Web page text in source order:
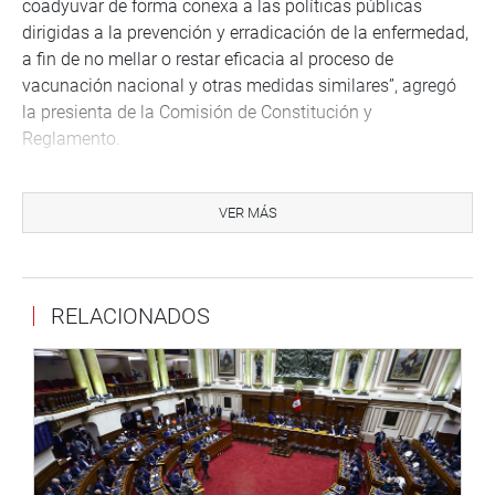
coadyuvar de forma conexa a las políticas públicas
dirigidas a la prevención y erradicación de la enfermedad,
a fin de no mellar o restar eficacia al proceso de
vacunación nacional y otras medidas similares”, agregó
la presienta de la Comisión de Constitución y
Reglamento.
los elimina, son las elecciones primarias que serían una
modalidad que recién se ha introducido en
excepción- tienen que salir a elegir a los candidatos de
“Esto significaría una elección anterior a la propia
elección para elegir a los gobernadores regionales y a los
alcaldes. Esto es lo que en este momento -como ocurrió
en la elección 2021- se dejaría en suspensión”, aclaró.
VER MÁS
RELACIONADOS